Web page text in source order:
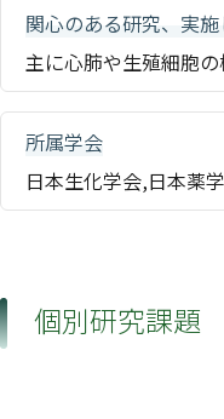
関心のある研究、実
主に心肺や生殖細胞
所属学会
日本生化学会,日本薬
個別研究課題